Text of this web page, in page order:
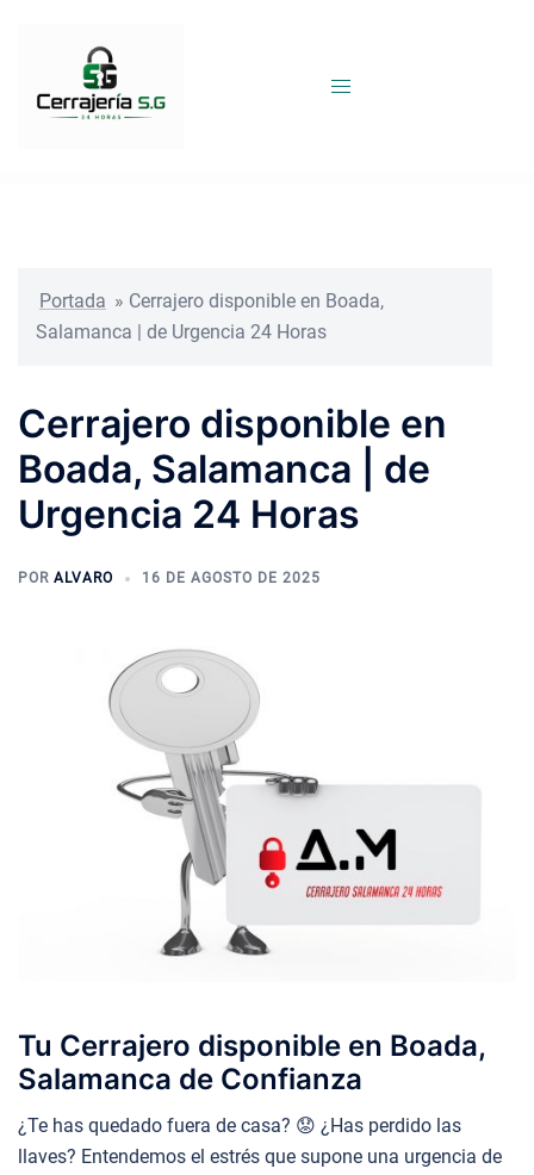
Portada » Cerrajero disponible en Boada,
Salamanca | de Urgencia 24 Horas
Cerrajero disponible en
Boada, Salamanca | de
Urgencia 24 Horas
POR ALVARO 16 DE AGOSTO DE 2025
Tu Cerrajero disponible en Boada,
Salamanca de Confianza
¿Te has quedado fuera de casa? 😟 ¿Has perdido las
llaves? Entendemos el estrés que supone una urgencia de